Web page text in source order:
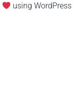
using WordPress